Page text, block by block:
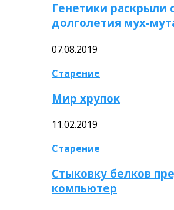
Генетики раскрыли
долголетия мух-
07.08.2019
Старение
Мир хрупок
11.02.2019
Старение
Стыковку белков
компьютер